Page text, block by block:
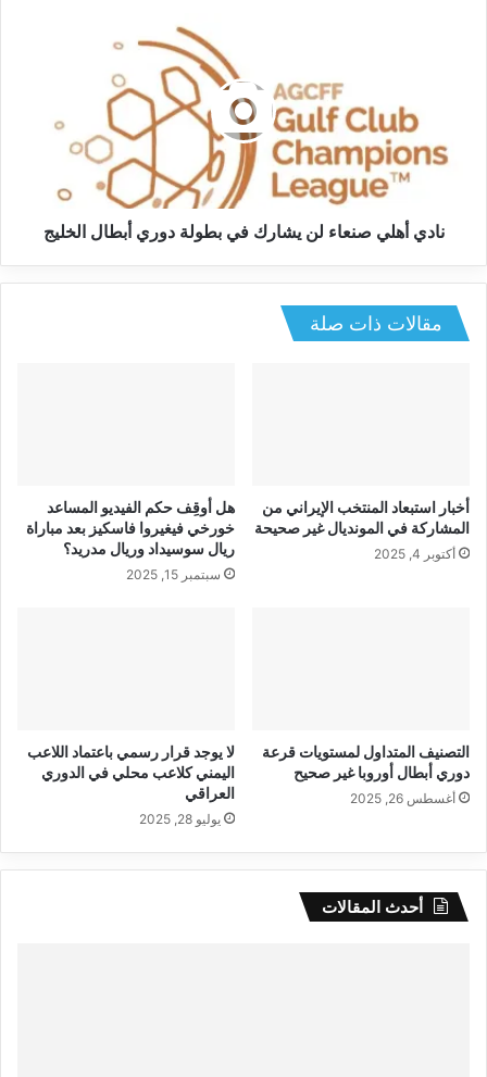
نادي أهلي صنعاء لن يشارك في بطولة دوري أبطال الخليج
مقالات ذات صلة
أخبار استبعاد المنتخب الإيراني من
المشاركة في المونديال غير صحيحة
أكتوبر 4, 2025
هل أوقِف حكم الفيديو المساعد
خورخي فيغيروا فاسكيز بعد مباراة
ريال سوسيداد وريال مدريد؟
سبتمبر 15, 2025
التصنيف المتداول لمستويات قرعة
دوري أبطال أوروبا غير صحيح
أغسطس 26, 2025
لا يوجد قرار رسمي باعتماد اللاعب
اليمني كلاعب محلي في الدوري
العراقي
يوليو 28, 2025
أحدث المقالات